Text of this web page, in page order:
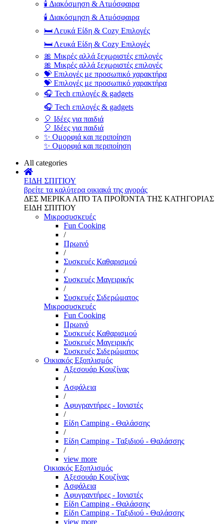
🕯️ Διακόσμηση & Ατμόσφαιρα
🕯️ Διακόσμηση & Ατμόσφαιρα
🛏️ Λευκά Είδη & Cozy Επιλογές
🛏️ Λευκά Είδη & Cozy Επιλογές
🎀 Μικρές αλλά ξεχωριστές επιλογές
🎀 Μικρές αλλά ξεχωριστές επιλογές
💝 Επιλογές με προσωπικό χαρακτήρα
💝 Επιλογές με προσωπικό χαρακτήρα
🎧 Tech επιλογές & gadgets
🎧 Tech επιλογές & gadgets
🎈 Ιδέες για παιδιά
🎈 Ιδέες για παιδιά
✨ Ομορφιά και περιποίηση
✨ Ομορφιά και περιποίηση
All categories
ΕΙΔΗ ΣΠΙΤΙΟΥ
βρείτε τα καλύτερα οικιακά της αγοράς
ΔΕΣ ΜΕΡΙΚΑ ΑΠΌ ΤΑ ΠΡΟΪΌΝΤΑ ΤΗΣ ΚΑΤΗΓΟΡΙΑΣ
ΕΙΔΗ ΣΠΙΤΙΟΥ
Μικροσυσκευές
Fun Cooking
/
Πρωινό
/
Συσκευές Καθαρισμού
/
Συσκευές Μαγειρικής
/
Συσκευές Σιδερώματος
Μικροσυσκευές
Fun Cooking
Πρωινό
Συσκευές Καθαρισμού
Συσκευές Μαγειρικής
Συσκευές Σιδερώματος
Οικιακός Εξοπλισμός
Αξεσουάρ Κουζίνας
/
Ασφάλεια
/
Αφυγραντήρες - Ιονιστές
/
Είδη Camping - Θαλάσσης
/
Είδη Camping - Ταξιδιού - Θαλάσσης
/
view more
Οικιακός Εξοπλισμός
Αξεσουάρ Κουζίνας
Ασφάλεια
Αφυγραντήρες - Ιονιστές
Είδη Camping - Θαλάσσης
Είδη Camping - Ταξιδιού - Θαλάσσης
view more